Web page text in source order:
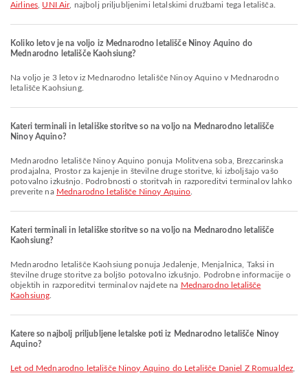
Airlines UNI Air, najbolj priljubljenimi letalskimi družbami tega letališča.
Koliko letov je na voljo iz Mednarodno letališče Ninoy Aquino do
Mednarodno letališče Kaohsiung?
Na voljo je 3 letov iz Mednarodno letališče Ninoy Aquino v Mednarodno
letališče Kaohsiung.
Kateri terminali in letališke storitve so na voljo na Mednarodno letališče
Ninoy Aquino?
Mednarodno letališče Ninoy Aquino ponuja Molitvena soba, Brezcarinska
prodajalna, Prostor za kajenje in številne druge storitve, ki izboljšajo vašo
potovalno izkušnjo. Podrobnosti o storitvah in razporeditvi terminalov lahko
preverite na Mednarodno letališče Ninoy Aquino
Kateri terminali in letališke storitve so na voljo na Mednarodno letališče
Kaohsiung?
Mednarodno letališče Kaohsiung ponuja Jedalenje, Menjalnica, Taksi in
številne druge storitve za boljšo potovalno izkušnjo. Podrobne informacije o
objektih in razporeditvi terminalov najdete na Mednarodno letališče
Kaohsiung
Katere so najbolj priljubljene letalske poti iz Mednarodno letališče Ninoy
Aquino?
let od Mednarodno letališče Ninoy Aquino do Letališče Daniel Z Romualdez